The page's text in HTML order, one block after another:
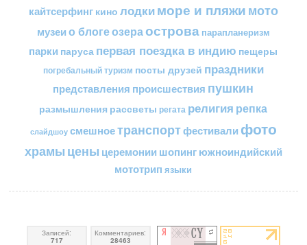
кайтсерфинг кино лодкиморе и пляжимото
музеи о блогеозераострова парапланеризм
парки паруса первая поездка в индию пещеры
погребальный туризм посты друзей праздники
представления происшествия пушкин
размышления рассветы регата религия репка
слайдшоу смешноетранспортфестивали фото
храмы цены церемонии шопингюжноиндийский
мототрип языки
Записей:
717
Комментариев:
28463